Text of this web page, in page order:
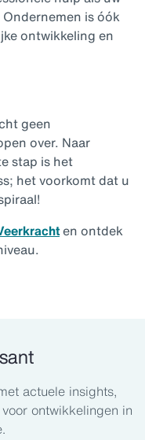
is óók
ontwikkeling en
geen
over. Naar
stap is het
het voorkomt dat u
en ontdek
actuele insights,
ontwikkelingen in